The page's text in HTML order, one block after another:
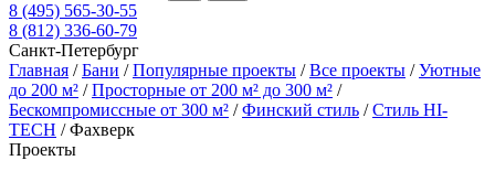
8 (495) 565-30-55
8 (812) 336-60-79
Санкт-Петербург
Главная /Бани /Популярные проекты /Все проекты /Уютные
до 200 м² /Просторные от 200 м² до 300 м² /
Бескомпромиссные от 300 м² /Финский стиль /Стиль HI-
TECH /Фахверк
Проекты